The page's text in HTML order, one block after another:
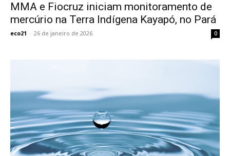
MMA e Fiocruz iniciam monitoramento de
mercúrio na Terra Indígena Kayapó, no Pará
eco21 - 26 de janeiro de 2026 0